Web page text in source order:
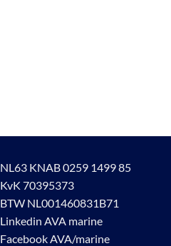
NL63 KNAB 0259 1499 85
KvK 70395373
BTW NL001460831B71
Linkedin AVA marine
Facebook AVA/marine